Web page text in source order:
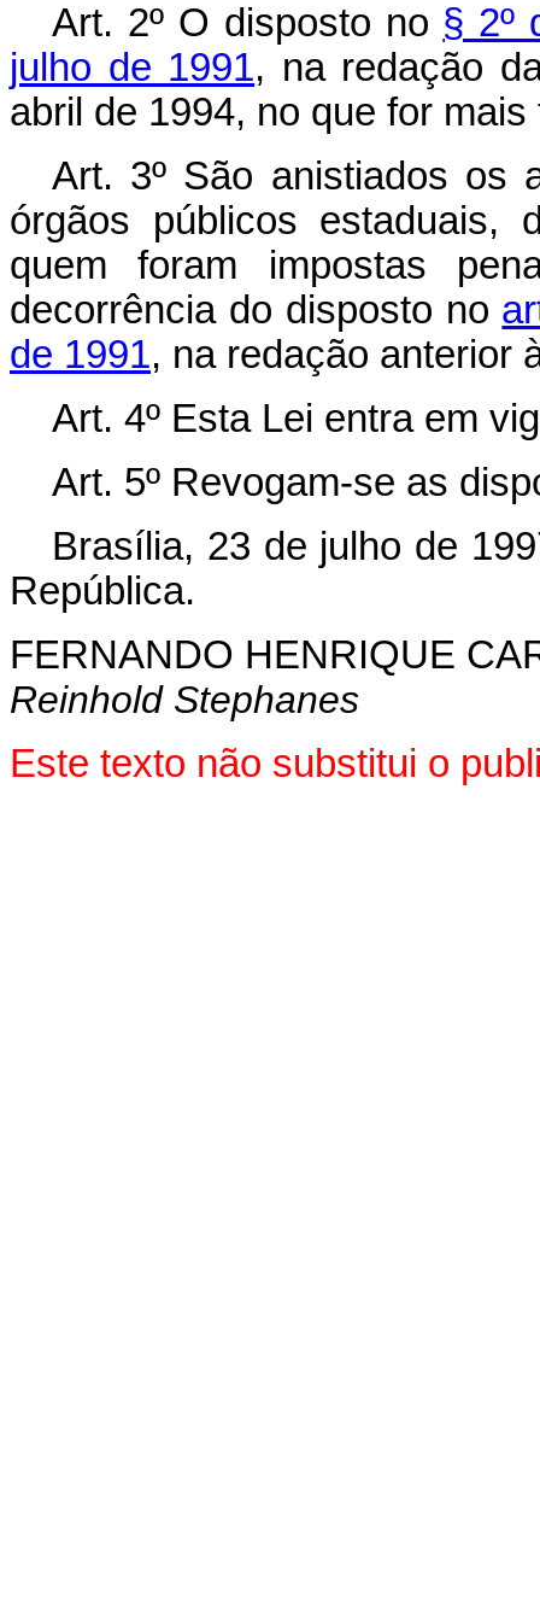
Art. 2º O disposto no § 2º
julho de 1991, na redação
abril de 1994, no que for
Art. 3º São anistiados os
órgãos públicos estaduais,
quem foram impostas
decorrência do disposto no
de 1991, na redação anterior
Art. 4º Esta Lei entra em
Art. 5º Revogam-se as
Brasília, 23 de julho de
República.
FERNANDO HENRIQUE
Reinhold Stephanes
Este texto não substitui o